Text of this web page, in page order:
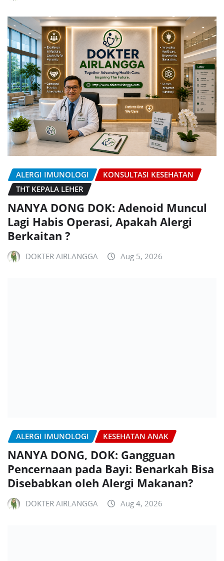
ALERGI IMUNOLOGI
KONSULTASI KESEHATAN
THT KEPALA LEHER
NANYA DONG DOK: Adenoid Muncul
Lagi Habis Operasi, Apakah Alergi
Berkaitan ?
DOKTER AIRLANGGA Aug 5, 2026
ALERGI IMUNOLOGI KESEHATAN ANAK
NANYA DONG, DOK: Gangguan
Pencernaan pada Bayi: Benarkah Bisa
Disebabkan oleh Alergi Makanan?
DOKTER AIRLANGGA Aug 4, 2026